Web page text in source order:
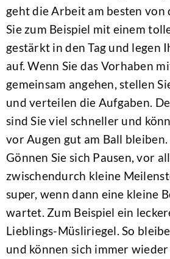
geht die Arbeit am besten von
Sie zum Beispiel mit einem
gestärkt in den Tag und legen
auf. Wenn Sie das Vorhaben
gemeinsam angehen, stellen
und verteilen die Aufgaben.
sind Sie viel schneller und
vor Augen gut am Ball bleiben.
Gönnen Sie sich Pausen, vor
zwischendurch kleine
super, wenn dann eine kleine
wartet. Zum Beispiel ein
Lieblings-Müsliriegel. So
und können sich immer